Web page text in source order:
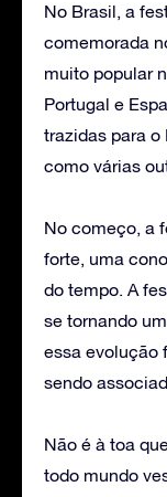
No Brasil, a
comemorada
muito popular
Portugal e
trazidas para o
como várias
No começo, a
forte, uma
do tempo. A
se tornando
essa evolução
sendo
Não é à toa
todo mundo